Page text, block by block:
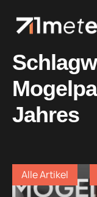
Jahres
Alle Artikel